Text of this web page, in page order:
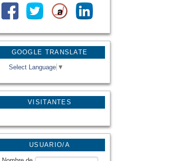
GOOGLE TRANSLATE
Select Language ▼
VISITANTES
USUARIO/A